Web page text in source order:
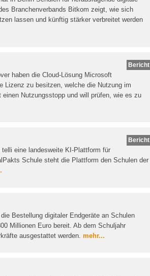
Branchenverbands Bitkom zeigt, wie sich
lassen und künftig stärker verbreitet werden
Bericht
haben die Cloud-Lösung Microsoft
Lizenz zu besitzen, welche die Nutzung im
Nutzungsstopp und will prüfen, wie es zu
Bericht
eine landesweite KI-Plattform für
Schule steht die Plattform den Schulen der
Bestellung digitaler Endgeräte an Schulen
Millionen Euro bereit. Ab dem Schuljahr
ausgestattet werden. mehr...